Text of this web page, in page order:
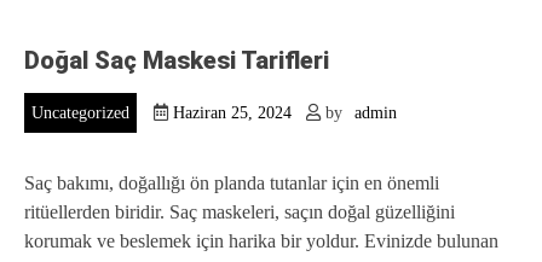
Doğal Saç Maskesi Tarifleri
Uncategorized Haziran 25, 2024 by admin
Saç bakımı, doğallığı ön planda tutanlar için en önemli
ritüellerden biridir. Saç maskeleri, saçın doğal güzelliğini
korumak ve beslemek için harika bir yoldur. Evinizde bulunan